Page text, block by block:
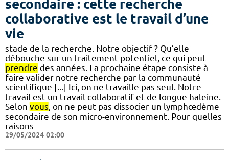
secondaire : cette recherche
collaborative est le travail d’une
vie
stade de la recherche. Notre objectif ? Qu’elle
débouche sur un traitement potentiel, ce qui peut
prendre des années. La prochaine étape consiste à
faire valider notre recherche par la communauté
scientifique [...] Ici, on ne travaille pas seul. Notre
travail est un travail collaboratif et de longue haleine.
Selon vous , on ne peut pas dissocier un lymphœdème
secondaire de son micro-environnement. Pour quelles
raisons
29/05/2024 02:00